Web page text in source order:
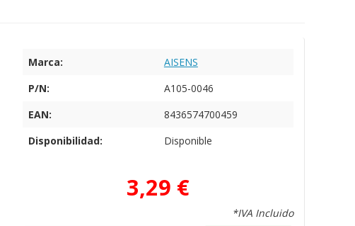
Marca:
AISENS
P/N:
A105-0046
EAN:
8436574700459
Disponibilidad:
Disponible
3,29 €
*IVA Incluido